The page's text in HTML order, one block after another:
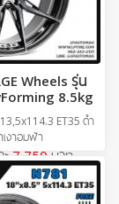
Wheels รุ่น
8.5kg
ET35 ดำ
เงาอมฟ้า
7,750 บาท